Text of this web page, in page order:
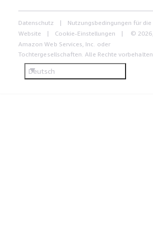
Datenschutz
Nutzungsbedingungen für die
Website
Cookie-Einstellungen
© 2026,
Amazon Web Services, Inc. oder
Tochtergesellschaften. Alle Rechte vorbehalten.
Deutsch